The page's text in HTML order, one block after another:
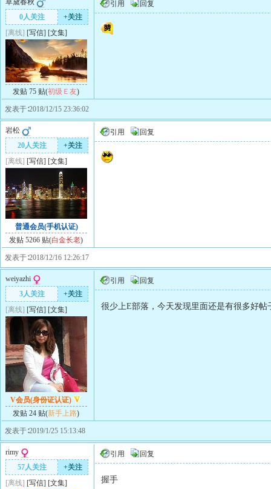
草黛春秋
0人关注
+关注
[离线] [写信] [文集]
发贴 75 贴(初级Ｅ友)
引用 回复
发表于∶2018/12/15 23:36:02
岩松
20人关注
+关注
[离线] [写信] [文集]
普通会员(手机认证)
发贴 5266 贴(白金长老)
引用 回复
发表于∶2018/12/16 12:26:17
weiyazhi
3人关注
+关注
[离线] [写信] [文集]
V会员(身份证认证)
发贴 24 贴(新手上路)
引用 回复
很少上E部落，今天发现里面还是有很多好帖
发表于∶2019/1/25 15:13:48
rimy
57人关注
+关注
[离线] [写信] [文集]
引用 回复
握手